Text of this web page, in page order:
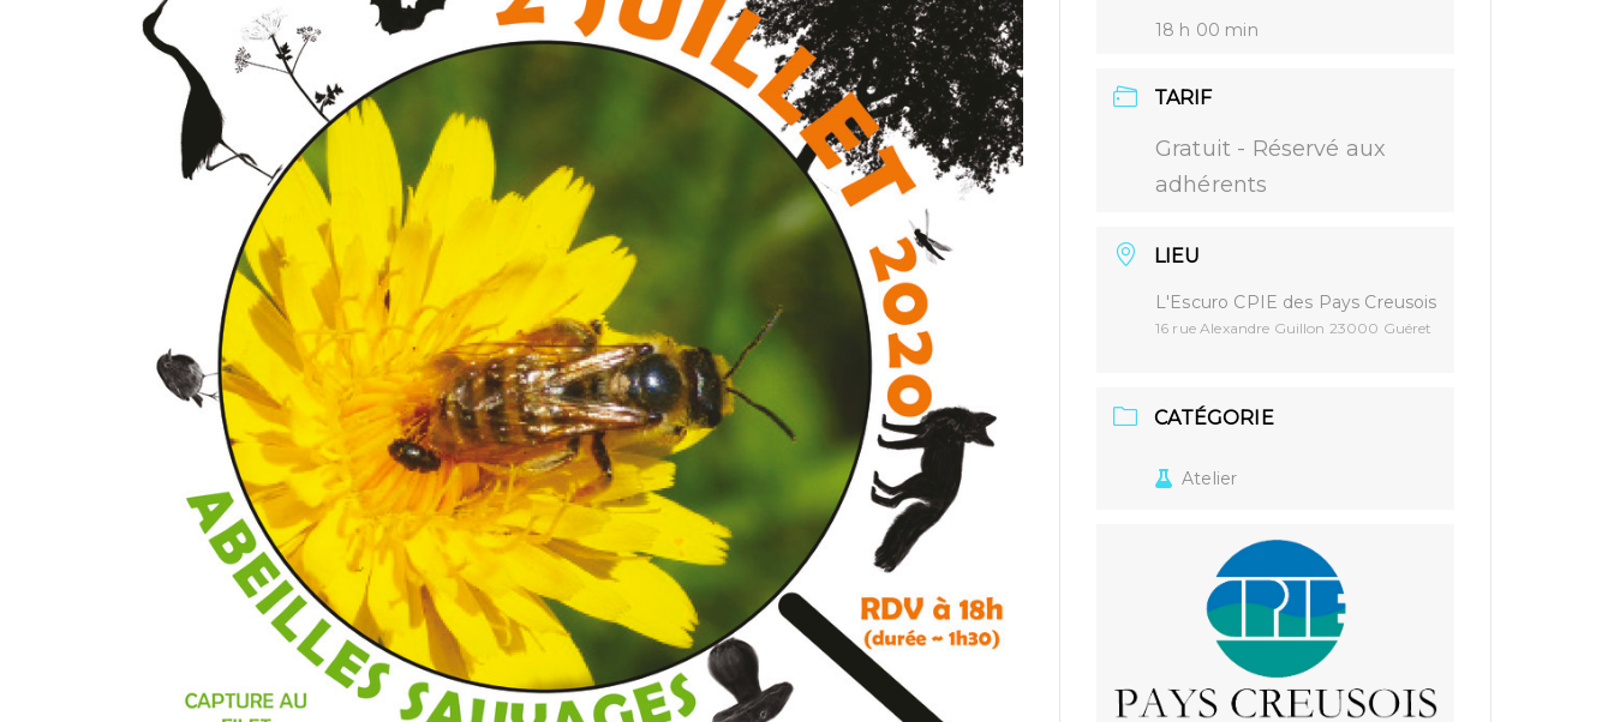
18 h 00 min
TARIF
Gratuit - Réservé aux
adhérents
LIEU
L'Escuro CPIE des Pays Creusois
16 rue Alexandre Guillon 23000 Guéret
CATÉGORIE
Atelier